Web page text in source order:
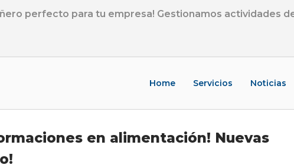
perfecto para tu empresa! Gestionamos actividades
Home Servicios Noticias
en alimentación! Nuevas